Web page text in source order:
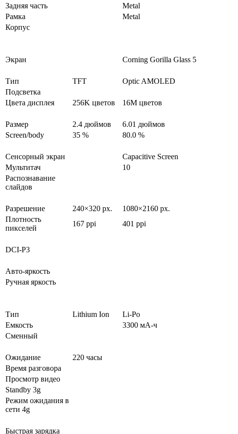
Задняя часть
Metal
Рамка
Metal
Корпус
Экран
Corning Gorilla Glass 5
Тип
TFT Optic AMOLED
Подсветка
Цвета дисплея
256K цветов 16M цветов
Размер
2.4 дюймов 6.01 дюймов
Screen/body
35 % 80.0 %
Сенсорный экран
Capacitive Screen
Мультитач
10
Распознавание
слайдов
Разрешение
240×320 px. 1080×2160 px.
Плотность
пикселей
167 ppi 401 ppi
DCI-P3
Авто-яркость
Ручная яркость
Тип
Lithium Ion Li-Po
Емкость
3300 мА-ч
Сменный
Ожидание
220 часы
Время разговора
Просмотр видео
Standby 3g
Режим ожидания в
сети 4g
Быстрая зарядка